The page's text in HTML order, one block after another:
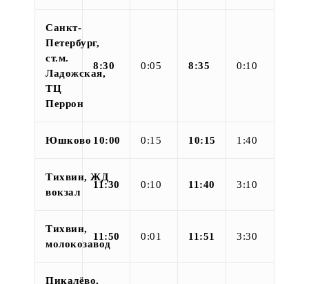
Санкт-
Петербург,
ст.м.
Ладожская,
ТЦ
Перрон
8:30 0:05 8:35 0:10
Юшково 10:00 0:15 10:15 1:40
Тихвин, ЖД
вокзал
11:30 0:10 11:40 3:10
Тихвин,
молокозавод
11:50 0:01 11:51 3:30
Пикалёво,